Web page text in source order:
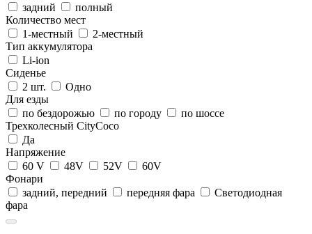
задний
полный
Количество мест
1-местный
2-местный
Тип аккумулятора
Li-ion
Сиденье
2 шт.
Одно
Для езды
по бездорожью
по городу
по шоссе
Трехколесный CityCoco
Да
Напряжение
60 V
48V 52V
60V
Фонари
задний, передний
передняя фара
Светодиодная
фара